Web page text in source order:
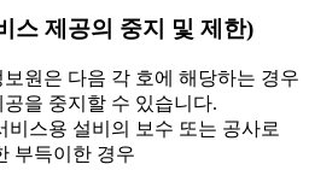
스 제공의 중지 및 제한)
원은 다음 각 호에 해당하는 경우
을 중지할 수 있습니다.
비스용 설비의 보수 또는 공사로
부득이한 경우